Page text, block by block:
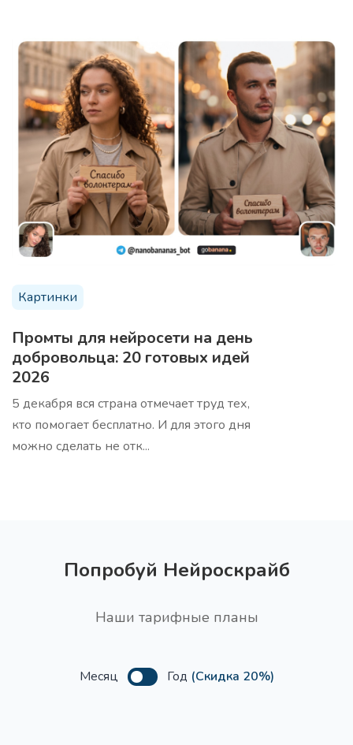
предоставляя стратегические инсайты для роста
бизнеса
Темы для вебинара
5 тем для вашего вебинара, которые будут
интересны целевой аудитории
20 заголовков вебинара
Про
20 заголовков для вебинара по вашей теме, для
привлечения внимания аудитории
Сценарий вебинара PASTOR
Про
Картинки
Промты для нейросети на день
добровольца: 20 готовых идей
2026
5 декабря вся страна отмечает труд тех,
кто помогает бесплатно. И для этого дня
можно сделать не отк...
Попробуй Нейроскрайб
Наши тарифные планы
Месяц Год (Скидка 20%)